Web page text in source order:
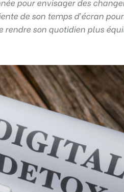
de son temps d’écran
rendre son quotidien plus